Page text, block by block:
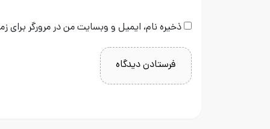
ذخیره نام، ایمیل و وبسایت من در مرورگر برای